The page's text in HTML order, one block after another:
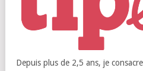
Depuis plus de 2,5 ans, je